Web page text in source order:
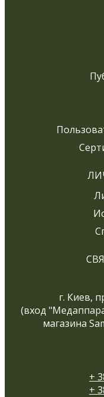
г. Киев,
(вход
магазина
+
+